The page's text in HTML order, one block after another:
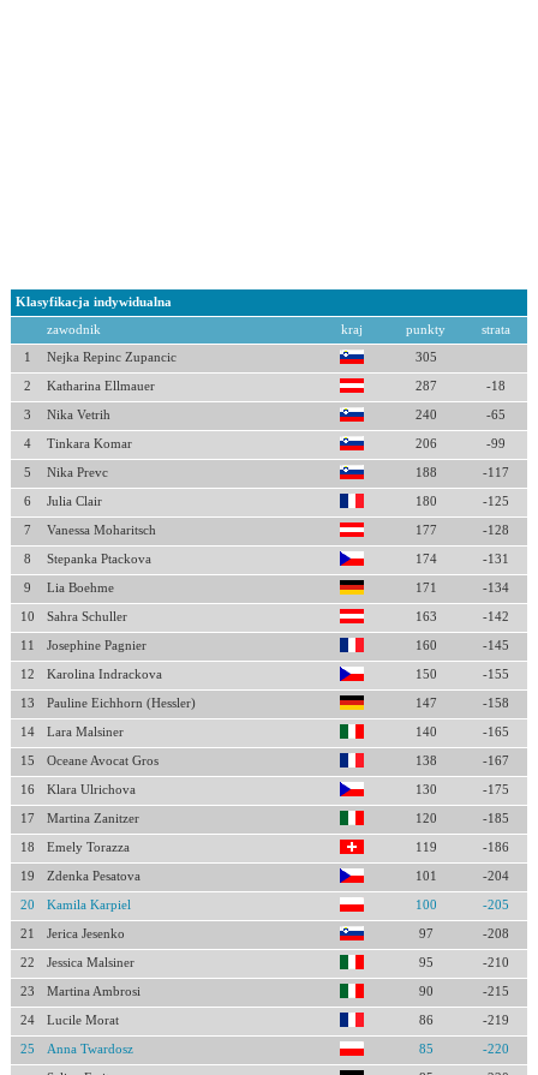
Klasyfikacja indywidualna
zawodnik kraj punkty strata
1 Nejka Repinc Zupancic 305
2 Katharina Ellmauer 287 -18
3 Nika Vetrih 240 -65
4 Tinkara Komar 206 -99
5 Nika Prevc 188 -117
6 Julia Clair 180 -125
7 Vanessa Moharitsch 177 -128
8 Stepanka Ptackova 174 -131
9 Lia Boehme 171 -134
10 Sahra Schuller 163 -142
11 Josephine Pagnier 160 -145
12 Karolina Indrackova 150 -155
13 Pauline Eichhorn (Hessler) 147 -158
14 Lara Malsiner 140 -165
15 Oceane Avocat Gros 138 -167
16 Klara Ulrichova 130 -175
17 Martina Zanitzer 120 -185
18 Emely Torazza 119 -186
19 Zdenka Pesatova 101 -204
20 Kamila Karpiel 100 -205
21 Jerica Jesenko 97 -208
22 Jessica Malsiner 95 -210
23 Martina Ambrosi 90 -215
24 Lucile Morat 86 -219
25 Anna Twardosz 85 -220